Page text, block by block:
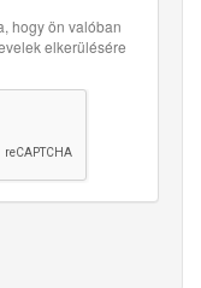
hogy ön valóban
elkerülésére